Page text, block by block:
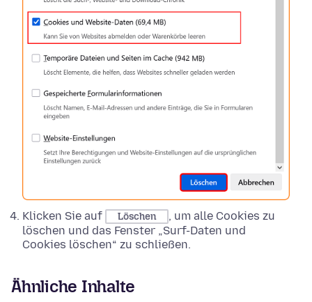
Klicken Sie auf Löschen
, um alle Cookies zu
löschen und das Fenster „Surf-Daten und
Cookies löschen“ zu schließen.
Ähnliche Inhalte